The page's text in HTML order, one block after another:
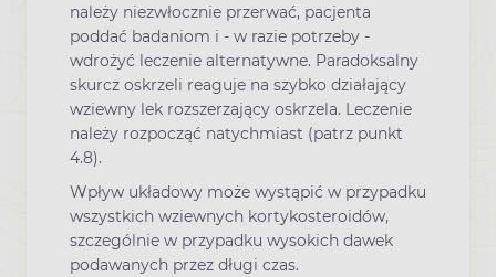
należy niezwłocznie przerwać, pacjenta
poddać badaniom i - w razie potrzeby -
wdrożyć leczenie alternatywne. Paradoksalny
skurcz oskrzeli reaguje na szybko działający
wziewny lek rozszerzający oskrzela. Leczenie
należy rozpocząć natychmiast (patrz punkt
4.8).
Wpływ układowy może wystąpić w przypadku
wszystkich wziewnych kortykosteroidów,
szczególnie w przypadku wysokich dawek
podawanych przez długi czas.